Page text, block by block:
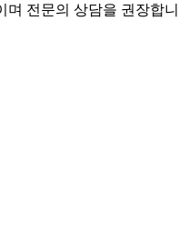
전문의 상담을 권장합니